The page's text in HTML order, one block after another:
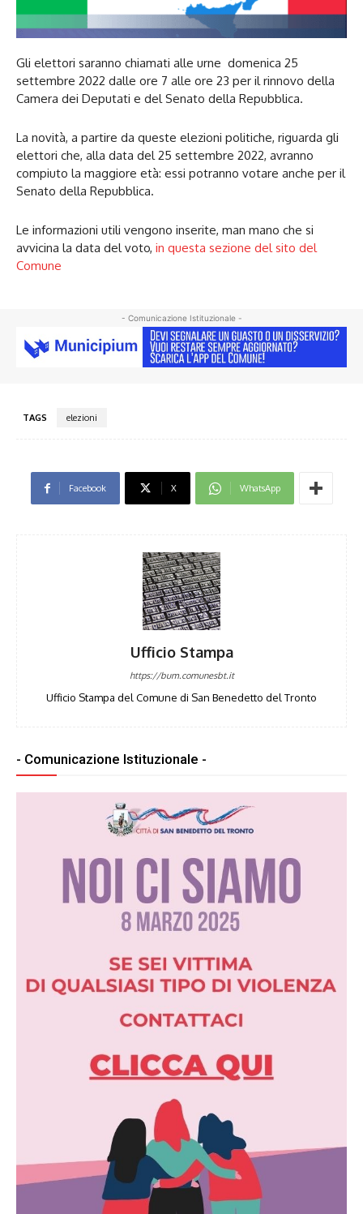
Gli elettori saranno chiamati alle urne domenica 25
settembre 2022 dalle ore 7 alle ore 23 per il rinnovo della
Camera dei Deputati e del Senato della Repubblica.
La novità, a partire da queste elezioni politiche, riguarda gli
elettori che, alla data del 25 settembre 2022, avranno
compiuto la maggiore età: essi potranno votare anche per il
Senato della Repubblica.
Le informazioni utili vengono inserite, man mano che si
avvicina la data del voto, in questa sezione del sito del
Comune
- Comunicazione Istituzionale -
TAGS elezioni
Facebook X WhatsApp
Ufficio Stampa
https://bum.comunesbt.it
Ufficio Stampa del Comune di San Benedetto del Tronto
- Comunicazione Istituzionale -